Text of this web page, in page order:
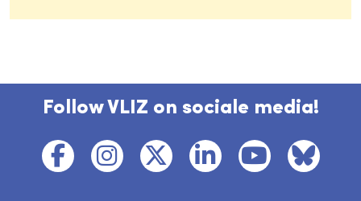
Follow VLIZ on sociale media!